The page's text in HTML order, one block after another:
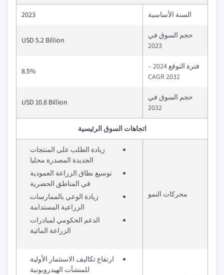
السنة الأساسية 2023
حجم السوق في
2023
USD 5.2 Billion
فترة التوقع 2024 –
2032 CAGR
8.5%
حجم السوق في
2032
USD 10.8 Billion
اتجاهات السوق الرئيسية
محركات النمو
زيادة الطلب على المنتجات
الجديدة المصدرة محليا
توسيع نطاق الزراعة العمودية
في المناطق الحضرية
زيادة الوعي بالممارسات
الزراعية المستدامة
الدعم الحكومي لمبادرات
الزراعة المائية
ارتفاع تكاليف الاستثمار الأولية
للمنشآت الهيدروبونية